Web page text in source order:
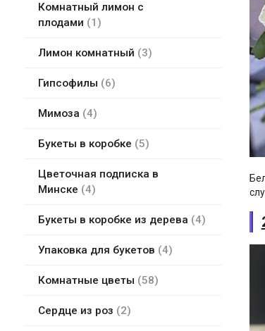
Комнатный лимон с
плодами
1
Лимон комнатный 3
Гипсофилы 6
Мимоза 4
Букеты в коробке 5
Цветочная подписка в
Минске
4
Букеты в коробке из дерева 4
Упаковка для букетов 4
Комнатные цветы 58
Сердце из роз 2